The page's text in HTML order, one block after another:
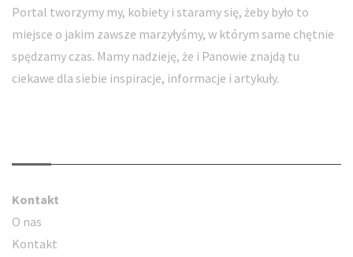
Portal tworzymy my, kobiety i staramy się, żeby było to
miejsce o jakim zawsze marzyłyśmy, w którym same chętnie
spędzamy czas. Mamy nadzieję, że i Panowie znajdą tu
ciekawe dla siebie inspiracje, informacje i artykuły.
Kontakt
O nas
Kontakt